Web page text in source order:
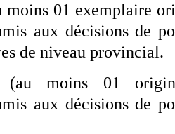
moins 01 exemplaire
aux décisions de
de niveau provincial.
(au moins 01
aux décisions de